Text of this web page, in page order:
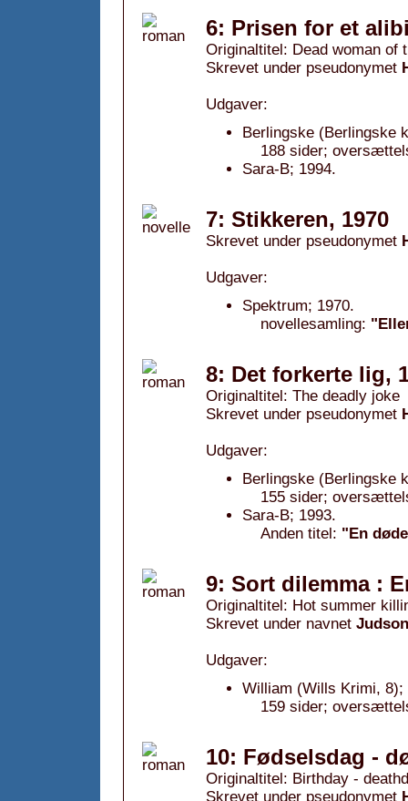
6: Prisen for et
Originaltitel: Dead woman of
Skrevet under pseudonymet
Udgaver:
Berlingske (Berlingske
188 sider;
Sara-B; 1994.
7: Stikkeren, 1970
Skrevet under pseudonymet
Udgaver:
Spektrum; 1970.
novellesamling:
8: Det forkerte lig,
Originaltitel: The deadly joke
Skrevet under pseudonymet
Udgaver:
Berlingske (Berlingske
155 sider;
Sara-B; 1993.
Anden titel: "En
9: Sort dilemma :
Originaltitel: Hot summer
Skrevet under navnet
Udgaver:
William (Wills Krimi, 8);
159 sider;
10: Fødselsdag -
Originaltitel: Birthday -
Skrevet under pseudonymet